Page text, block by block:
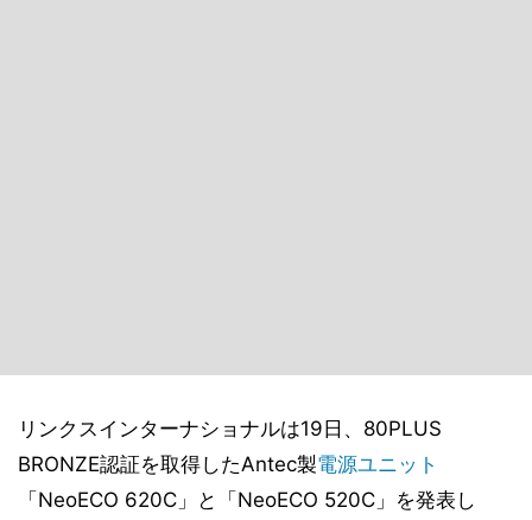
リンクスインターナショナルは19日、80PLUS
BRONZE認証を取得したAntec製電源ユニット
「NeoECO 620C」と「NeoECO 520C」を発表し